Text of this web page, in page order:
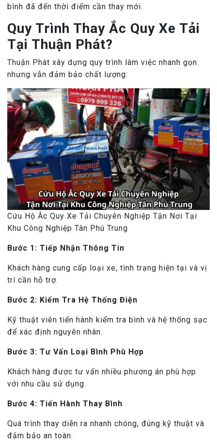
bình đã đến thời điểm cần thay mới.
Quy Trình Thay Ắc Quy Xe Tải
Tại Thuận Phát?
Thuận Phát xây dựng quy trình làm việc nhanh gọn
nhưng vẫn đảm bảo chất lượng:
Cứu Hộ Ắc Quy Xe Tải Chuyên Nghiệp Tận Nơi Tại
Khu Công Nghiệp Tân Phú Trung
Bước 1: Tiếp Nhận Thông Tin
Khách hàng cung cấp loại xe, tình trạng hiện tại và vị
trí cần hỗ trợ.
Bước 2: Kiểm Tra Hệ Thống Điện
Kỹ thuật viên tiến hành kiểm tra bình và hệ thống sạc
để xác định nguyên nhân.
Bước 3: Tư Vấn Loại Bình Phù Hợp
Khách hàng được tư vấn nhiều phương án phù hợp
với nhu cầu sử dụng.
Bước 4: Tiến Hành Thay Bình
Quá trình thay diễn ra nhanh chóng, đúng kỹ thuật và
đảm bảo an toàn.